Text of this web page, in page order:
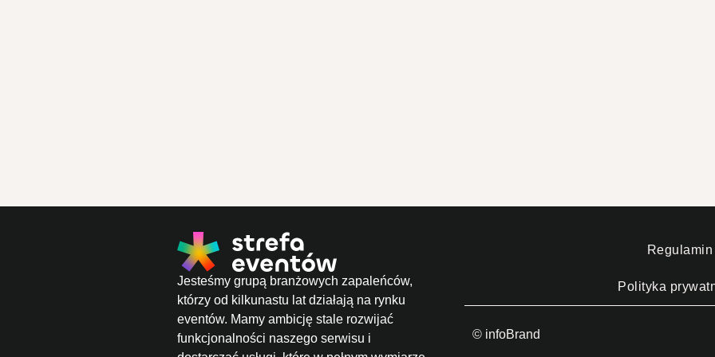
Jesteśmy grupą branżowych zapaleńców,
którzy od kilkunastu lat działają na rynku
eventów. Mamy ambicję stale rozwijać
funkcjonalności naszego serwisu i
Regulamin
Polityka
© infoBrand